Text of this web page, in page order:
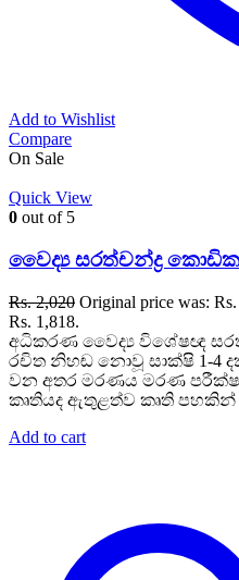
Add to Wishlist
Compare
On Sale
Quick View
0 out of 5
වෛද්‍ය සරත්චන්ද්‍ර
Rs.2,020 Original price was:
Rs. 1,818.
අධිකරණ වෛද්‍ය විශේෂඥ
රචිත නිහඬ නොවූ සාක්ෂි 1-4
වන අතර මරණය මරණ
කෘතියද ඇතුළත්ව කෘති
Add to cart